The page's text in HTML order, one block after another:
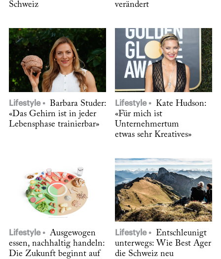
Schweiz
verändert
Lifestyle
Barbara Studer:
«Das Gehirn ist in jeder
Lebensphase trainierbar»
Lifestyle
Kate Hudson:
«Für mich ist
Unternehmertum
etwas sehr Kreatives»
Lifestyle
Ausgewogen
essen, nachhaltig handeln:
Die Zukunft beginnt auf
Lifestyle
Entschleunigt
unterwegs: Wie Best Ager
die Schweiz neu